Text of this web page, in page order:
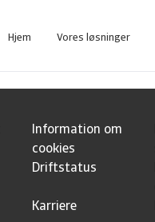
Hjem Vores løsninger
Information om
cookies
Driftstatus
Karriere